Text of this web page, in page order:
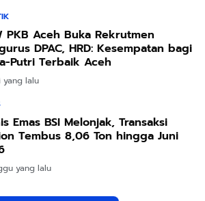
PKB Aceh Buka Rekrutmen
DPAC, HRD: Kesempatan bagi
Putri Terbaik Aceh
yang lalu
Emas BSI Melonjak, Transaksi
Tembus 8,06 Ton hingga Juni
yang lalu